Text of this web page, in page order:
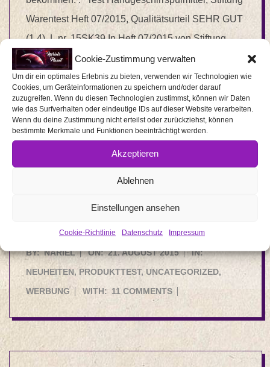
Cookie-Zustimmung verwalten
Um dir ein optimales Erlebnis zu bieten, verwenden wir Technologien wie
Cookies, um Geräteinformationen zu speichern und/oder darauf
zuzugreifen. Wenn du diesen Technologien zustimmst, können wir Daten
wie das Surfverhalten oder eindeutige IDs auf dieser Website verarbeiten.
Wenn du deine Zustimmung nicht erteilst oder zurückziehst, können
bestimmte Merkmale und Funktionen beeinträchtigt werden.
Akzeptieren
Ablehnen
Einstellungen ansehen
Cookie-Richtlinie Datenschutz Impressum
Warentest Heft 07/2015, Qualitätsurteil SEHR GUT
(1,4), L.nr. 15SK39 In Heft 07/2015 von Stiftung
Warentest hat das Fairy Ultra Plus Konzentrat mit
einer 1,4 abgeschlossen. Womit es also Zweiter im
Test ist. Ihr kennt ja bestimmt noch die Werbung
„Das „kleine“ Wunder gegen Fett“?! Es ist kein
leeres Versprechen, sondern eines, welches
tatsächlich eingehalten wird. Ich selber benutze
2015-
08-
21
BY: NARIEL ON: 21. AUGUST 2015 IN:
NEUHEITEN, PRODUKTTEST, UNCATEGORIZED,
WERBUNG WITH: 11 COMMENTS